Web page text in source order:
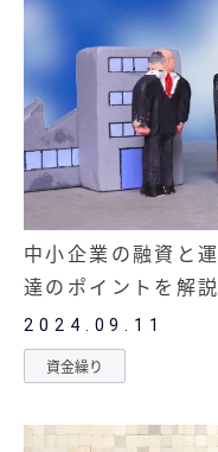
中小企業の融資と
達のポイントを解説
2024.09.11
資金繰り